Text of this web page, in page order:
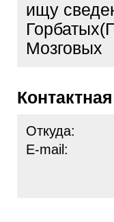
ищу
Мозговых
Откуда:
E-mail: